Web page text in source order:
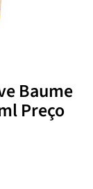
Baume
Preço